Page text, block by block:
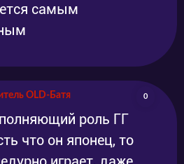
самым
OLD-Батя 0
роль ГГ
что он японец, то